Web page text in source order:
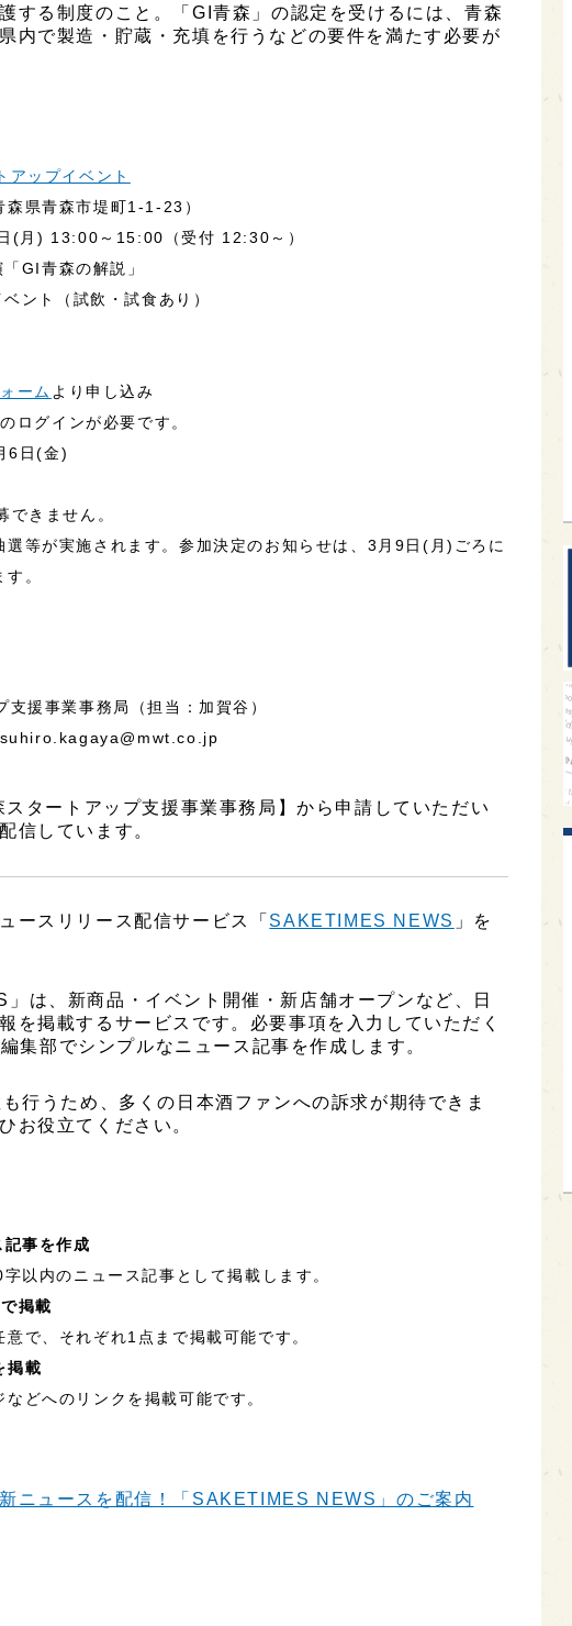
する制度のこと。「GI青森」の認定を受けるには、青森
内で製造・貯蔵・充填を行うなどの要件を満たす必要が
アップイベント
森県青森市堤町1-1-23）
(月) 13:00～15:00（受付 12:30～）
GI青森の解説」
ント（試飲・試食あり）
ーム より申し込み
ログインが必要です。
6日(金)
できません。
選等が実施されます。参加決定のお知らせは、3月9日(月)ごろに
。
援事業事務局（担当：加賀谷）
タートアップ支援事業事務局】から申請していただい
信しています。
ースリリース配信サービス「 SAKETIMES NEWS 」を
は、新商品・イベント開催・新店舗オープンなど、日
を掲載するサービスです。必要事項を入力していただく
集部でシンプルなニュース記事を作成します。
行うため、多くの日本酒ファンへの訴求が期待できま
お役立てください。
事を作成
以内のニュース記事として掲載します。
掲載
で、それぞれ1点まで掲載可能です。
掲載
どへのリンクを掲載可能です。
ニュースを配信！「SAKETIMES NEWS」のご案内